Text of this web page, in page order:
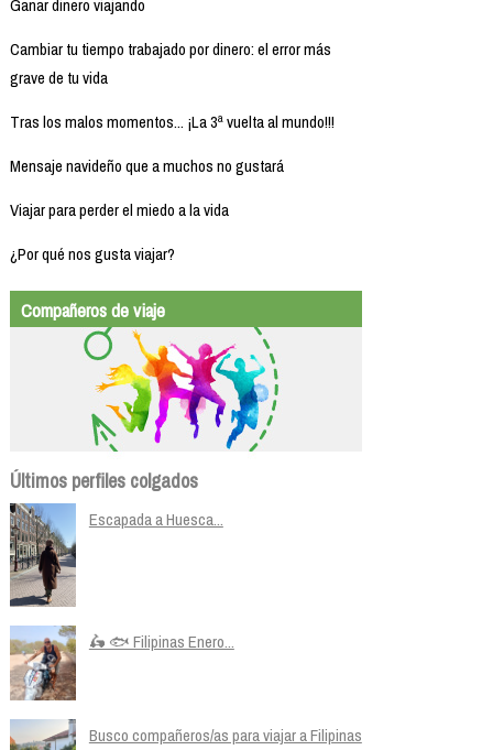
Ganar dinero viajando
Cambiar tu tiempo trabajado por dinero: el error más
grave de tu vida
Tras los malos momentos... ¡La 3ª vuelta al mundo!!!
Mensaje navideño que a muchos no gustará
Viajar para perder el miedo a la vida
¿Por qué nos gusta viajar?
Compañeros de viaje
Últimos perfiles colgados
Escapada a Huesca...
🛵 🐟 Filipinas Enero...
Busco compañeros/as para viajar a Filipinas